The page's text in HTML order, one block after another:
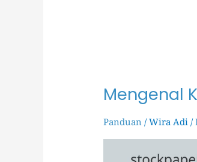
Mengenal
Panduan /Wira Adi/
Mengenal
Konsep
Margin
of
Safety